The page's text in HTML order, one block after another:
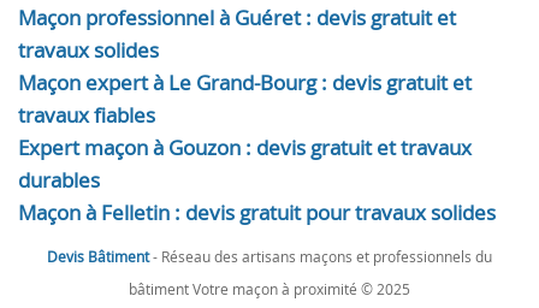
Maçon professionnel à Guéret : devis gratuit et
travaux solides
Maçon expert à Le Grand-Bourg : devis gratuit et
travaux fiables
Expert maçon à Gouzon : devis gratuit et travaux
durables
Maçon à Felletin : devis gratuit pour travaux solides
Devis Bâtiment- Réseau des artisans maçons et professionnels du
bâtiment Votre maçon à proximité © 2025